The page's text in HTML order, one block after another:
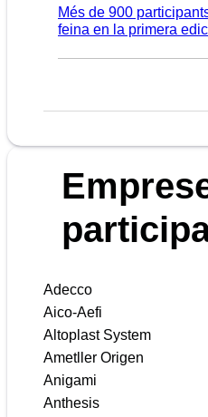
Més de 900
feina en la primera
Adecco
Aico-Aefi
Altoplast System
Ametller Origen
Anigami
Anthesis